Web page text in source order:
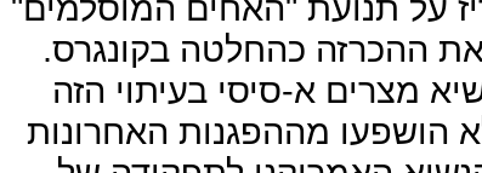
את ההכרזה כהחלטה בקונגרס.
מצרים א-סיסי בעיתוי הזה
הושפעו מההפגנות האחרונות